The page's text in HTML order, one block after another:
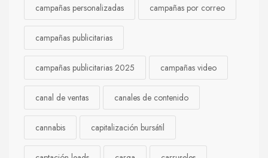
campañas personalizadas campañas por correo
campañas publicitarias
campañas publicitarias 2025 campañas video
canal de ventas canales de contenido
cannabis capitalización bursátil